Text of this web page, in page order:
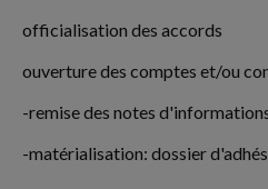
officialisation des accords
ouverture des comptes et/ou
-remise des notes
-matérialisation: dossier